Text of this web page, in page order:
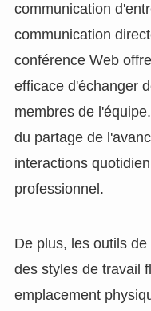
communication
communication
conférence Web
efficace d'échanger
membres de
du partage de
interactions
professionnel.
De plus, les outils
des styles de travail
emplacement